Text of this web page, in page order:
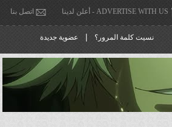
ADVERTISE WITH US - أعلن لدينا اتصل بنا
نسيت كلمة المرور؟ عضوية جديدة